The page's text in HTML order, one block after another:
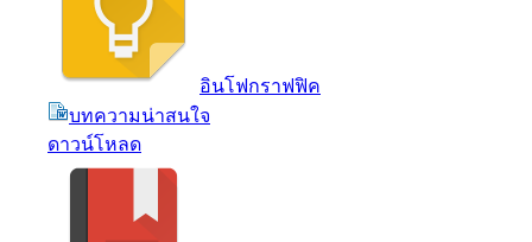
อินโฟกราฟฟิค
บทความน่าสนใจ
ดาวน์โหลด